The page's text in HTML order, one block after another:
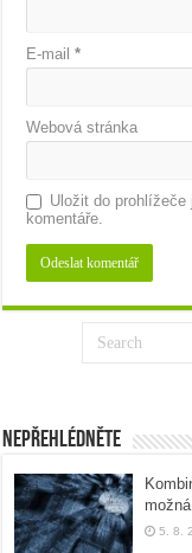
E-mail*
Webová stránka
Uložit do prohlížeče
komentáře.
Nepřehlédněte
5. 8.